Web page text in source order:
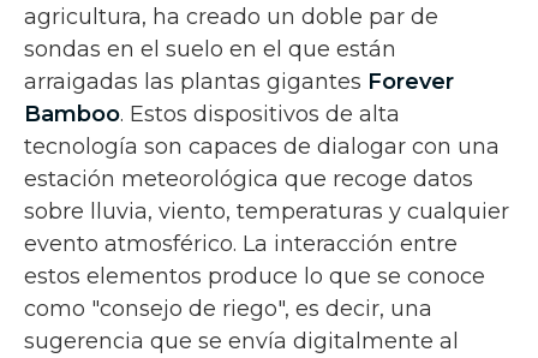
agricultura, ha creado un doble par de
sondas en el suelo en el que están
arraigadas las plantas gigantes Forever
Bamboo. Estos dispositivos de alta
tecnología son capaces de dialogar con una
estación meteorológica que recoge datos
sobre lluvia, viento, temperaturas y cualquier
evento atmosférico. La interacción entre
estos elementos produce lo que se conoce
como "consejo de riego", es decir, una
sugerencia que se envía digitalmente al